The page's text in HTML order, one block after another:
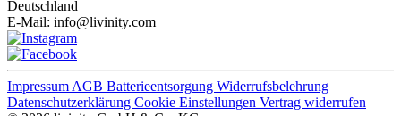
Deutschland
E-Mail: info@livinity.com
Impressum AGB Batterieentsorgung Widerrufsbelehrung
Datenschutzerklärung Cookie Einstellungen Vertrag widerrufen